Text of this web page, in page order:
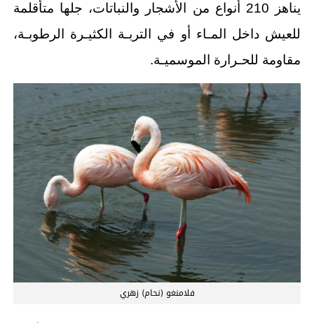
يناهز 210 أنواع من الأشجار والنباتات، جلها متأقلمة
للعيش داخل المـاء أو في التربـة الكثيـرة الرطوبـة،
مقاومة للحـرارة الموسميـة.
فلامنغو (نحام) زهري